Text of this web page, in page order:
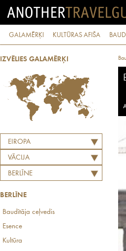
GALAMĒRĶI KULTŪRAS AFIŠA
IZVĒLIES GALAMĒRĶI
EIROPA
VĀCIJA
BERLĪNE
BERLĪNE
Baudītāja ceļvedis
Esence
Kultūra